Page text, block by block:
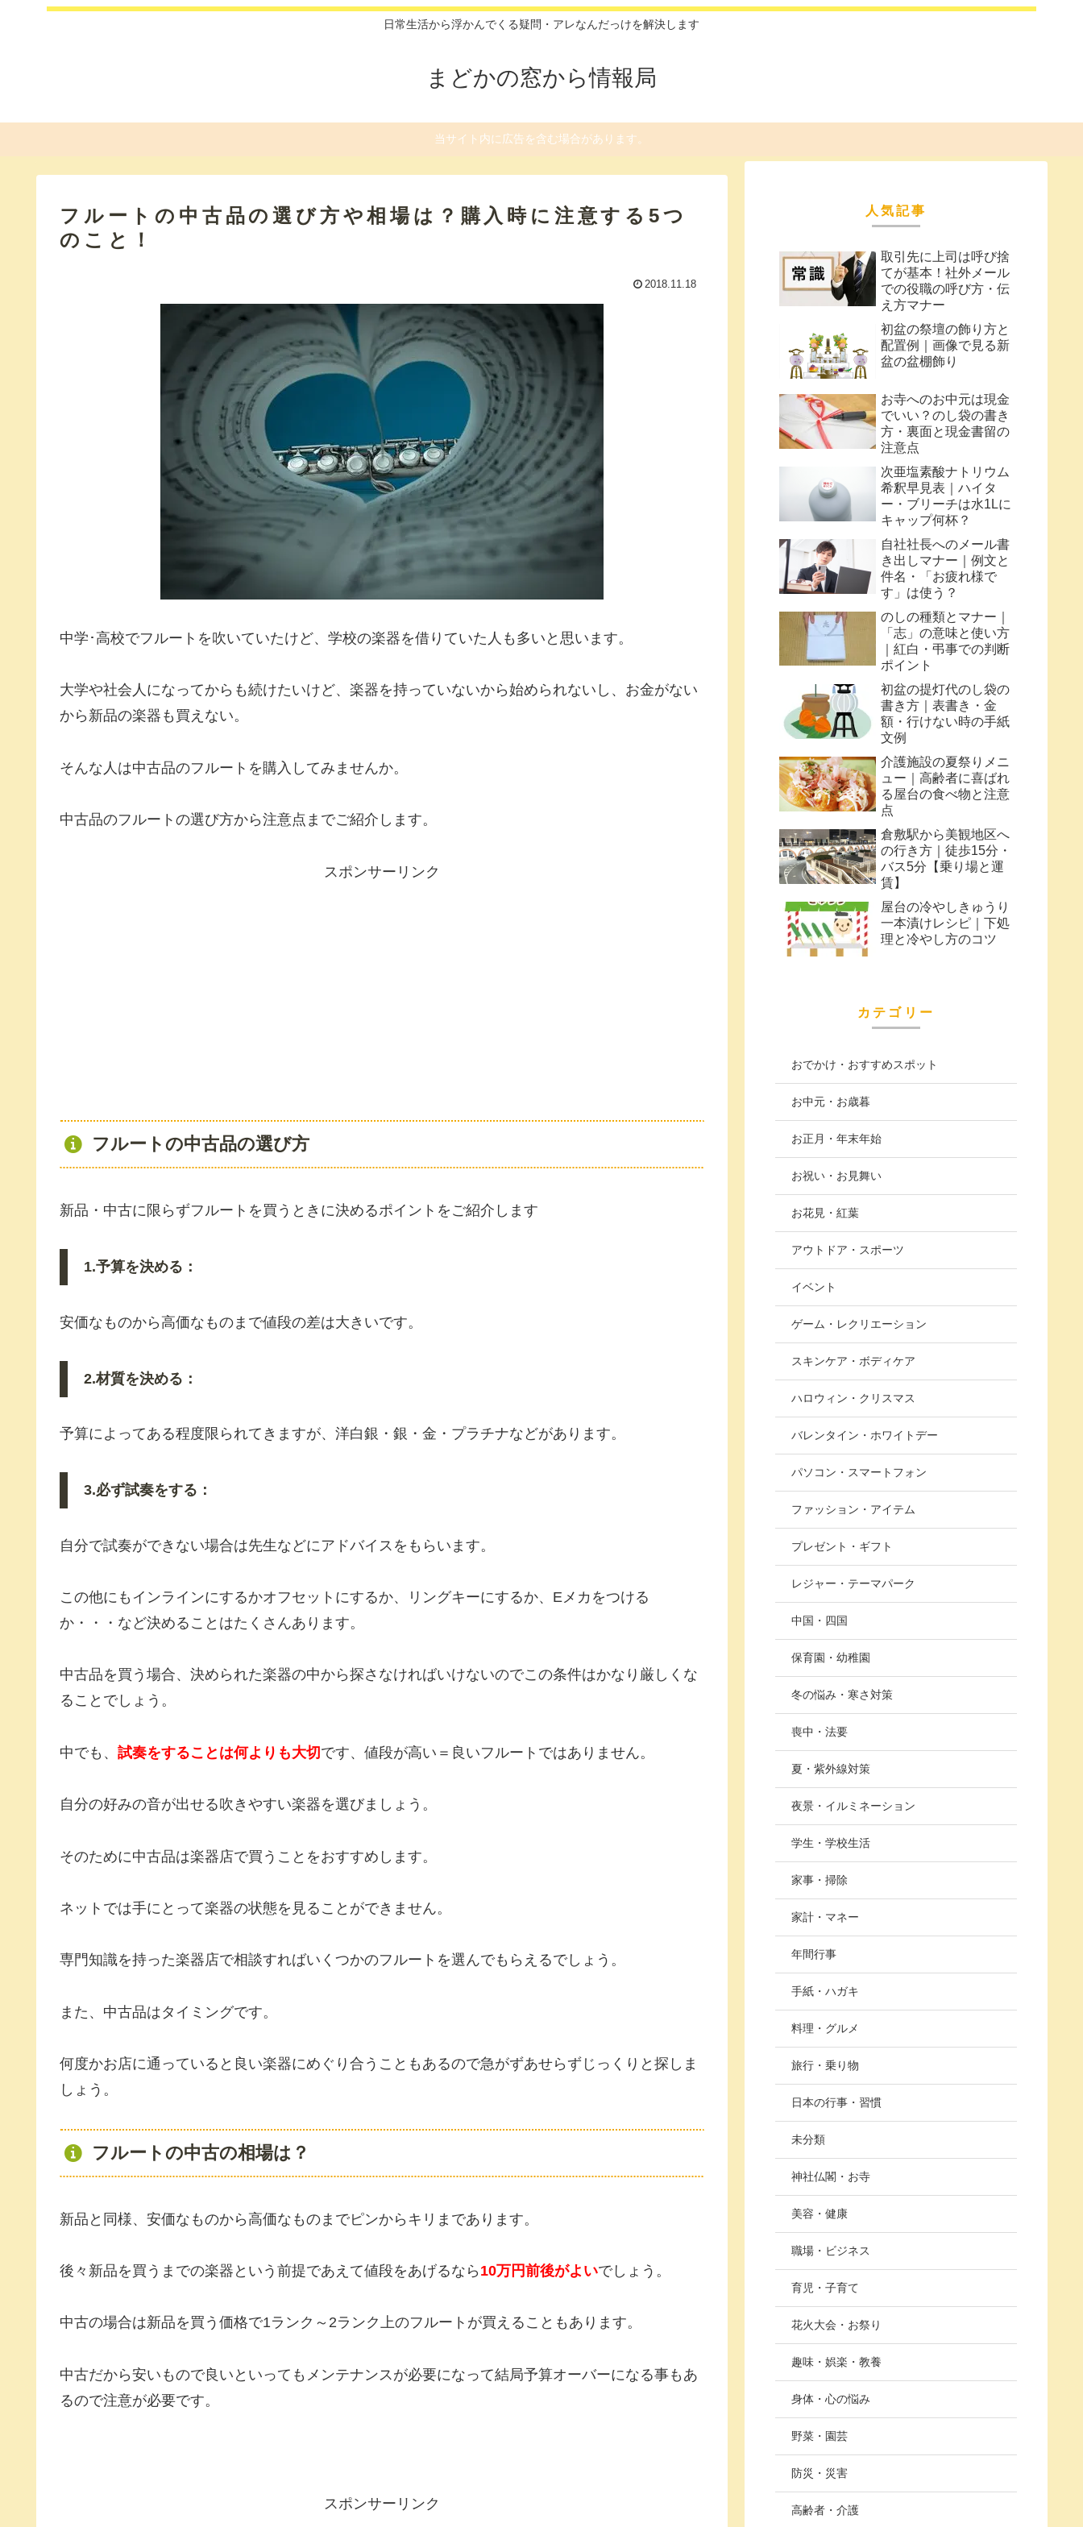
日常生活から浮かんでくる疑問・アレなんだっけを解決します
まどかの窓から情報局
当サイト内に広告を含む場合があります。
フルートの中古品の選び方や相場は？購入時に注意する5つ
のこと！
2018.11.18
中学･高校でフルートを吹いていたけど、学校の楽器を借りていた人も多いと思います。
大学や社会人になってからも続けたいけど、楽器を持っていないから始められないし、お金がない
から新品の楽器も買えない。
そんな人は中古品のフルートを購入してみませんか。
中古品のフルートの選び方から注意点までご紹介します。
スポンサーリンク
フルートの中古品の選び方
新品・中古に限らずフルートを買うときに決めるポイントをご紹介します
1.予算を決める：
安価なものから高価なものまで値段の差は大きいです。
2.材質を決める：
予算によってある程度限られてきますが、洋白銀・銀・金・プラチナなどがあります。
3.必ず試奏をする：
自分で試奏ができない場合は先生などにアドバイスをもらいます。
この他にもインラインにするかオフセットにするか、リングキーにするか、Eメカをつける
か・・・など決めることはたくさんあります。
中古品を買う場合、決められた楽器の中から探さなければいけないのでこの条件はかなり厳しくな
ることでしょう。
中でも、 試奏をすることは何よりも大切です、値段が高い＝良いフルートではありません。
自分の好みの音が出せる吹きやすい楽器を選びましょう。
そのために中古品は楽器店で買うことをおすすめします。
ネットでは手にとって楽器の状態を見ることができません。
専門知識を持った楽器店で相談すればいくつかのフルートを選んでもらえるでしょう。
また、中古品はタイミングです。
何度かお店に通っていると良い楽器にめぐり合うこともあるので急がずあせらずじっくりと探しま
しょう。
フルートの中古の相場は？
新品と同様、安価なものから高価なものまでピンからキリまであります。
後々新品を買うまでの楽器という前提であえて値段をあげるなら 10万円前後がよいでしょう。
中古の場合は新品を買う価格で1ランク～2ランク上のフルートが買えることもあります。
中古だから安いもので良いといってもメンテナンスが必要になって結局予算オーバーになる事もあ
るので注意が必要です。
スポンサーリンク
人気記事
取引先に上司は呼び捨
てが基本！社外メール
での役職の呼び方・伝
え方マナー
初盆の祭壇の飾り方と
配置例｜画像で見る新
盆の盆棚飾り
お寺へのお中元は現金
でいい？のし袋の書き
方・裏面と現金書留の
注意点
次亜塩素酸ナトリウム
希釈早見表｜ハイタ
ー・ブリーチは水1Lに
キャップ何杯？
自社社長へのメール書
き出しマナー｜例文と
件名・「お疲れ様で
す」は使う？
のしの種類とマナー｜
「志」の意味と使い方
｜紅白・弔事での判断
ポイント
初盆の提灯代のし袋の
書き方｜表書き・金
額・行けない時の手紙
文例
介護施設の夏祭りメニ
ュー｜高齢者に喜ばれ
る屋台の食べ物と注意
点
倉敷駅から美観地区へ
の行き方｜徒歩15分・
バス5分【乗り場と運
賃】
屋台の冷やしきゅうり
一本漬けレシピ｜下処
理と冷やし方のコツ
カテゴリー
おでかけ・おすすめスポット
お中元・お歳暮
お正月・年末年始
お祝い・お見舞い
お花見・紅葉
アウトドア・スポーツ
イベント
ゲーム・レクリエーション
スキンケア・ボディケア
ハロウィン・クリスマス
バレンタイン・ホワイトデー
パソコン・スマートフォン
ファッション・アイテム
プレゼント・ギフト
レジャー・テーマパーク
中国・四国
保育園・幼稚園
冬の悩み・寒さ対策
喪中・法要
夏・紫外線対策
夜景・イルミネーション
学生・学校生活
家事・掃除
家計・マネー
年間行事
手紙・ハガキ
料理・グルメ
旅行・乗り物
日本の行事・習慣
未分類
神社仏閣・お寺
美容・健康
職場・ビジネス
育児・子育て
花火大会・お祭り
趣味・娯楽・教養
身体・心の悩み
野菜・園芸
防災・災害
高齢者・介護